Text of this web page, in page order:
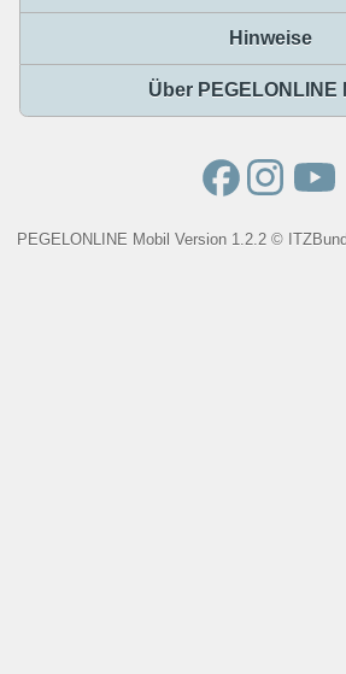
Hinweise
Über PEGELONLINE
PEGELONLINE Mobil Version 1.2.2 ©